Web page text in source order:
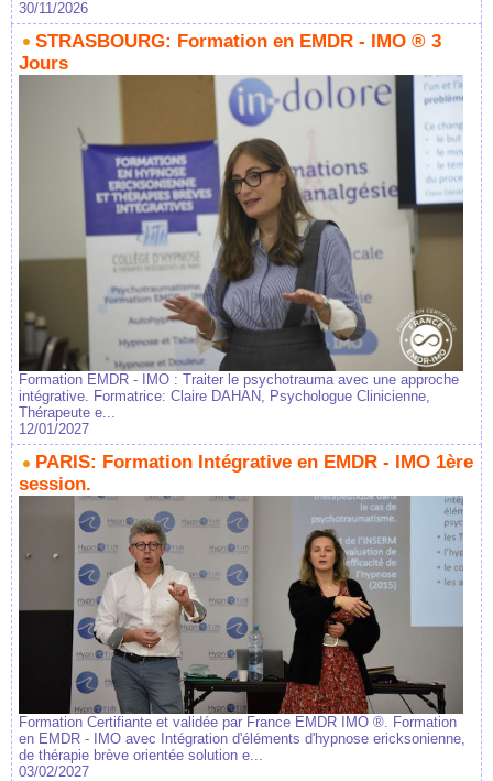
30/11/2026
STRASBOURG: Formation en EMDR - IMO ® 3
Jours
Formation EMDR - IMO : Traiter le psychotrauma avec une approche
intégrative. Formatrice: Claire DAHAN, Psychologue Clinicienne,
Thérapeute e...
12/01/2027
PARIS: Formation Intégrative en EMDR - IMO 1ère
session.
Formation Certifiante et validée par France EMDR IMO ®. Formation
en EMDR - IMO avec Intégration d'éléments d'hypnose ericksonienne,
de thérapie brève orientée solution e...
03/02/2027